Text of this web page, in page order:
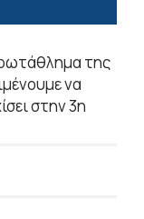
της
να
στην 3η